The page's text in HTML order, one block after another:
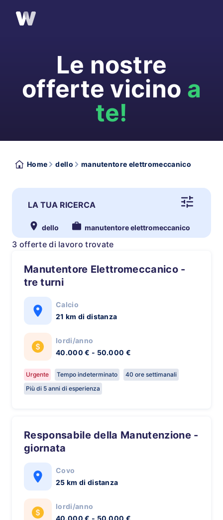
Le nostre
offerte vicino a
te!
Home dello manutentore elettromeccanico
LA TUA RICERCA
dello manutentore elettromeccanico
3 offerte di lavoro trovate
Manutentore Elettromeccanico -
tre turni
Calcio
21 km di distanza
lordi/anno
40.000 € - 50.000 €
Urgente Tempo indeterminato
40 ore settimanali
Più di 5 anni di esperienza
Responsabile della Manutenzione -
giornata
Covo
25 km di distanza
lordi/anno
40.000 € - 50.000 €